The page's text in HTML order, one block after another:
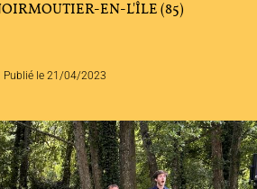
JACQUES MODERNE
EN-L'ÎLE (85)
Publié le 21/04/2023